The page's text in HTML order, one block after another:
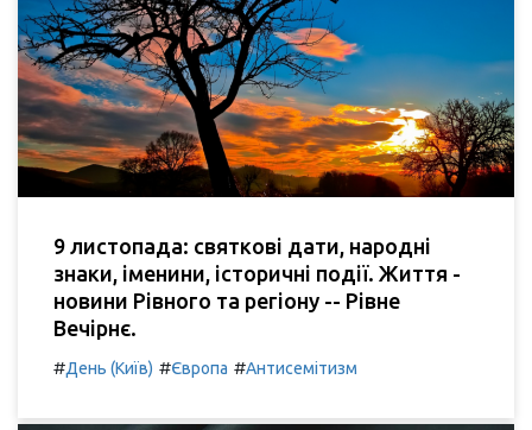
9 листопада: святкові дати, народні
знаки, іменини, історичні події. Життя -
новини Рівного та регіону -- Рівне
Вечірнє.
#День (Київ) #Європа #Антисемітизм